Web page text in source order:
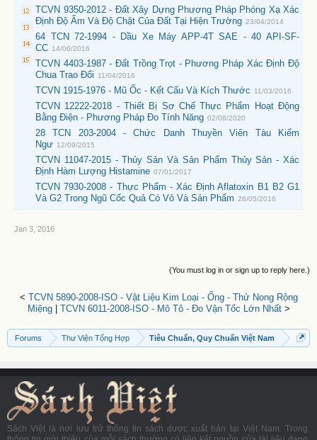
TCVN 9350-2012 - Đất Xây Dựng Phương Pháp Phóng Xạ Xác
Định Độ Ẩm Và Độ Chặt Của Đất Tại Hiện Trường 23/04/2014
64 TCN 72-1994 - Dầu Xe Máy APP-4T SAE - 40 API-SF-
CC 14/06/2016
TCVN 4403-1987 - Đất Trồng Trọt - Phương Pháp Xác Định Độ
Chua Trao Đổi
11/04/2016
TCVN 1915-1976 - Mũ Ốc - Kết Cấu Và Kích Thước 11/03/2016
TCVN 12222-2018 - Thiết Bị Sơ Chế Thực Phẩm Hoạt Động
Bằng Điện - Phương Pháp Đo Tính Năng 02/08/2020
28 TCN 203-2004 - Chức Danh Thuyền Viên Tàu Kiểm
Ngư 12/09/2015
TCVN 11047-2015 - Thủy Sản Và Sản Phẩm Thủy Sản - Xác
Định Hàm Lượng Histamine 07/01/2017
TCVN 7930-2008 - Thực Phẩm - Xác Định Aflatoxin B1 B2 G1
Và G2 Trong Ngũ Cốc Quả Có Vỏ Và Sản Phẩm 26/05/2016
Jan 3, 2016
(You must log in or sign up to reply here.)
< TCVN 5890-2008-ISO - Vật Liệu Kim Loại - Ống - Thử Nong Rộng
Miệng| TCVN 6011-2008-ISO - Mô Tô - Đo Vận Tốc Lớn Nhất>
Forums Thư Viện Tổng Hợp Tiêu Chuẩn, Quy Chuẩn Việt Nam
Sách Việt là nơi lưu trữ thông tin sách được xuất bản tại Việt Nam. Trong